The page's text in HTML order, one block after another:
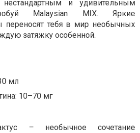
и удивительным
Malaysian MIX. Яркие
переносят тебя в мир необычных
затяжку особенной.
мл
10–70 мг
– необычное сочетание